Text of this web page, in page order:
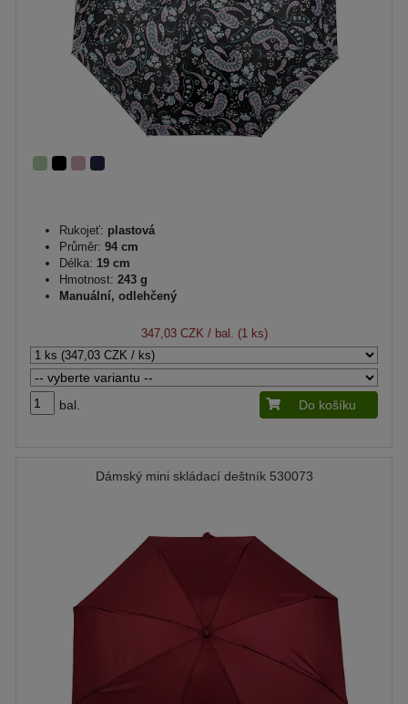
Rukojeť: plastová
Průměr: 94 cm
Délka: 19 cm
Hmotnost: 243 g
Manuální, odlehčený
347,03 CZK / bal. (1 ks)
bal. Do košíku
Dámský mini skládací deštník 530073